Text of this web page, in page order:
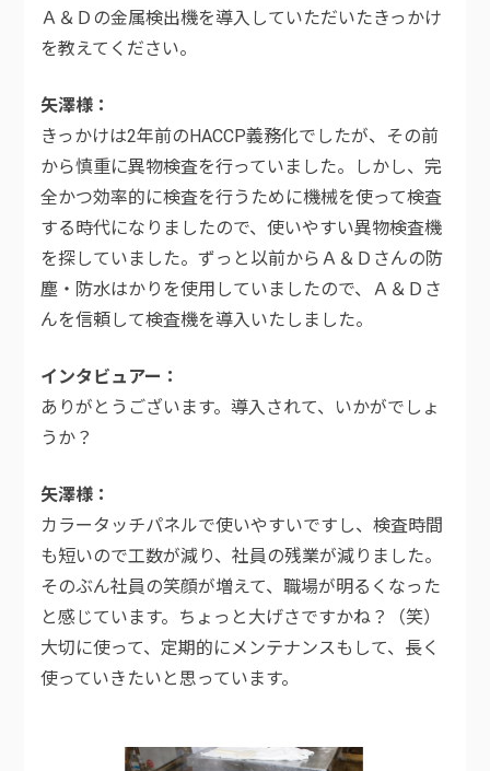
Ａ＆Ｄの金属検出機を導入していただいたきっかけ
を教えてください。
矢澤様
きっかけは2年前のHACCP義務化でしたが、その前
から慎重に異物検査を行っていました。しかし、完
全かつ効率的に検査を行うために機械を使って検査
する時代になりましたので、使いやすい異物検査機
を探していました。ずっと以前からＡ＆Ｄさんの防
塵・防水はかりを使用していましたので、Ａ＆Ｄさ
んを信頼して検査機を導入いたしました。
インタビュアー
ありがとうございます。導入されて、いかがでしょ
うか？
矢澤様
カラータッチパネルで使いやすいですし、検査時間
も短いので工数が減り、社員の残業が減りました。
そのぶん社員の笑顔が増えて、職場が明るくなった
と感じています。ちょっと大げさですかね？（笑）
大切に使って、定期的にメンテナンスもして、長く
使っていきたいと思っています。